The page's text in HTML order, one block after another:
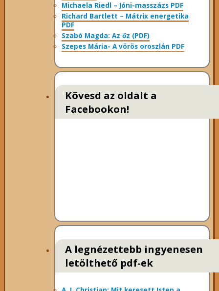
Michaela Riedl – Jóni-masszázs PDF
Richard Bartlett – Mátrix energetika
PDF
Szabó Magda: Az őz (PDF)
Szepes Mária- A vörös oroszlán PDF
Kövesd az oldalt a
Facebookon!
A legnézettebb ingyenesen
letölthető pdf-ek